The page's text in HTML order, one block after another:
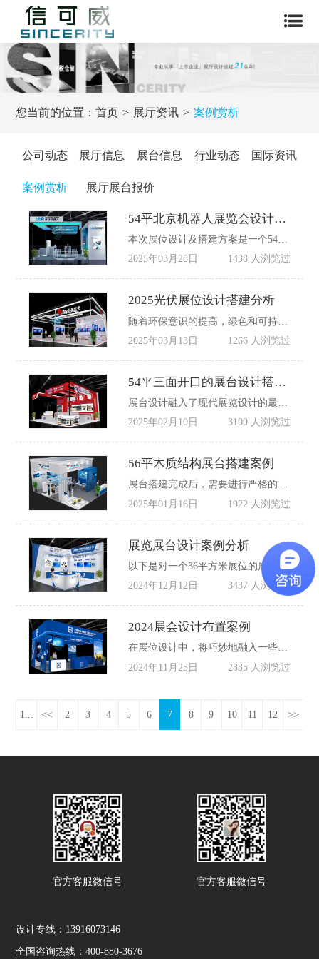
您当前的位置：首页 展厅资讯 案例赏析
公司动态 展厅信息 展台信息 行业动态 国际资讯
案例赏析 展厅展台报价
54平北京机器人展览会设计案例
2025年03月28日
1438 人浏览过
2025光伏展位设计搭建分析
2025年03月13日
1266 人浏览过
54平三面开口的展台设计搭建案例赏析
2025年02月10日
3100 人浏览过
56平木质结构展台搭建案例
展台搭建完成后，需要进行严格的安全检查，确保展台的每个部分都符合安全标准。安全检查包括结构稳定性、电气安全、消防设施等方面，确保展览期间的安全。
2025年01月16日
1922 人浏览过
展览展台设计案例分析
以下是对一个36平方米展位的展台设计案例分析，以及如何在五万元预算内完成展位的设计、布置和搭建。
2024年12月12日
3437 人浏览过
2024展会设计布置案例
在展位设计中，将巧妙地融入一些船舶和海洋工程的元素，如船舵、锚链、海浪等，以增强展位的主题性。同时，我们还将使用一些现代感强的装饰材料，如金属质感的展板、LED灯光等，以提升展位的整体效果。
2024年11月25日
2835 人浏览过
1... << 2 3 4 5 6 7 8 9 10 11 12 >>
官方客服微信号 官方客服微信号
设计专线：13916073146
全国咨询热线：400-880-3676